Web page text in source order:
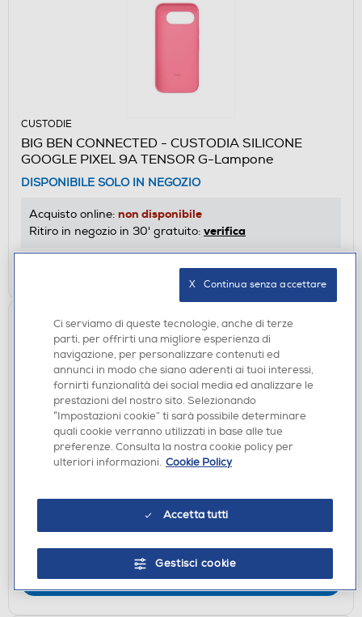
CUSTODIE
BIG BEN CONNECTED - CUSTODIA SILICONE
GOOGLE PIXEL 9A TENSOR G-Lampone
DISPONIBILE SOLO IN NEGOZIO
Acquisto online: non disponibile
Ritiro in negozio in 30' gratuito: verifica
CERCA NEGOZIO
ACCESSORI PS5
DISPONIBILE SOLO IN NEGOZIO
Acquisto online:non disponibile
Ritiro in negozio in 30' gratuito:verifica
CERCA NEGOZIO
Ci serviamo di queste tecnologie, anche di terze
parti, per offrirti una migliore esperienza di
navigazione, per personalizzare contenuti ed
annunci in modo che siano aderenti ai tuoi interessi,
fornirti funzionalità dei social media ed analizzare le
prestazioni del nostro sito. Selezionando
“Impostazioni cookie” ti sarà possibile determinare
quali cookie verranno utilizzati in base alle tue
preferenze. Consulta la nostra cookie policy per
ulteriori informazioni. Cookie Policy
Accetta tutti
Gestisci cookie
X   Continua senza accettare